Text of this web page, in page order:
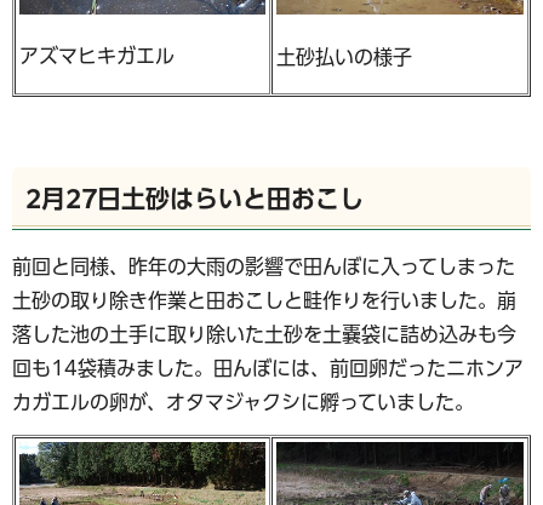
アズマヒキガエル 土砂払いの様子
2月27日土砂はらいと田おこし
前回と同様、昨年の大雨の影響で田んぼに入ってしまった
土砂の取り除き作業と田おこしと畦作りを行いました。崩
落した池の土手に取り除いた土砂を土嚢袋に詰め込みも今
回も14袋積みました。田んぼには、前回卵だったニホンア
カガエルの卵が、オタマジャクシに孵っていました。